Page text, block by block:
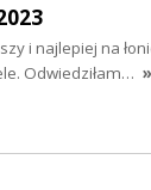
i najlepiej na
Odwiedziłam…